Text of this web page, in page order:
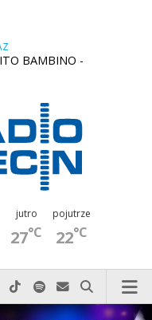
BAMBINO -
jutro
27°C
pojutrze
22°C
do nas zadzwoń
na Facebook-u
nas na X
Odwiedź nas na Instagram-ie
Odwiedź nas na TikTok-u
Szukaj nas na Spotify
Wyślij do nas
Szukaj